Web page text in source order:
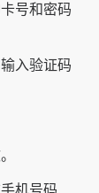
号和密码
入验证码
机号码